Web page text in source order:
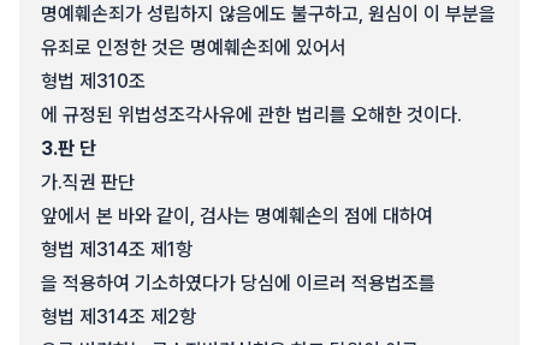
명예훼손죄가 성립하지 않음에도 불구하고, 원심이 이 부분을
유죄로 인정한 것은 명예훼손죄에 있어서
형법 제310조
에 규정된 위법성조각사유에 관한 법리를 오해한 것이다.
3.판 단
가.직권 판단
앞에서 본 바와 같이, 검사는 명예훼손의 점에 대하여
형법 제314조 제1항
을 적용하여 기소하였다가 당심에 이르러 적용법조를
형법 제314조 제2항